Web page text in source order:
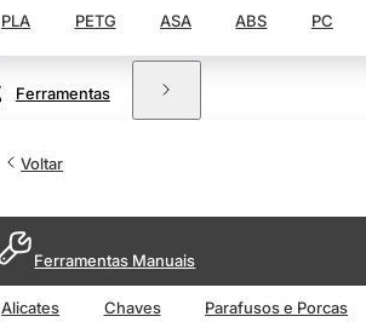
PLA PETG ASA ABS PC
Ferramentas
Voltar
Ferramentas Manuais
Alicates Chaves Parafusos e Porcas